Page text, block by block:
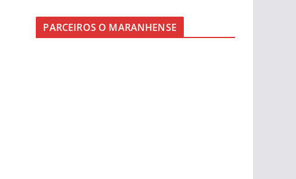
PARCEIROS O MARANHENSE